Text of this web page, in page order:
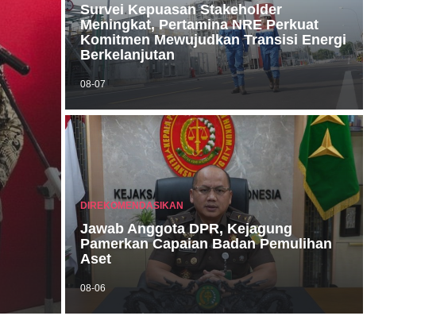
BGN Tegaskan SLHS Syarat
SPPG, Bukan Administratif
Survei Kepuasan Stakeholder
Meningkat, Pertamina NRE Perkuat
Komitmen Mewujudkan Transisi Energi
Berkelanjutan
08-07
DIREKOMENDASIKAN
Jawab Anggota DPR, Kejagung
Pamerkan Capaian Badan Pemulihan
Aset
08-06